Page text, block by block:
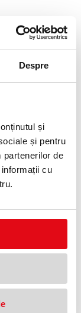
Despre
și
și pentru
partenerilor de
cu
in
Smooth
g/mp, 250